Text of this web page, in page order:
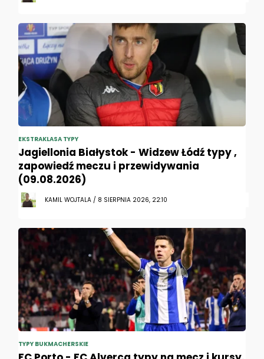
EKSTRAKLASA TYPY
Jagiellonia Białystok - Widzew Łódź typy ,
zapowiedź meczu i przewidywania
(09.08.2026)
KAMIL WOJTALA / 8 SIERPNIA 2026, 22:10
TYPY BUKMACHERSKIE